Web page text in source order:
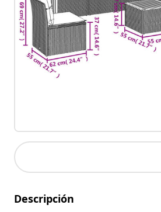
Descripción